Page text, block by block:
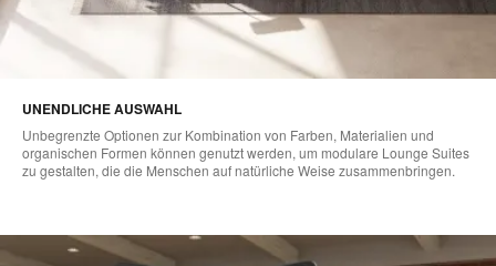
UNENDLICHE AUSWAHL
Unbegrenzte Optionen zur Kombination von Farben, Materialien und
organischen Formen können genutzt werden, um modulare Lounge Suites
zu gestalten, die die Menschen auf natürliche Weise zusammenbringen.